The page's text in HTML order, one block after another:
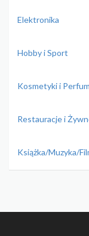
Elektronika
Hobby i Sport
Kosmetyki i
Restauracje i
Książka/Muzyka/